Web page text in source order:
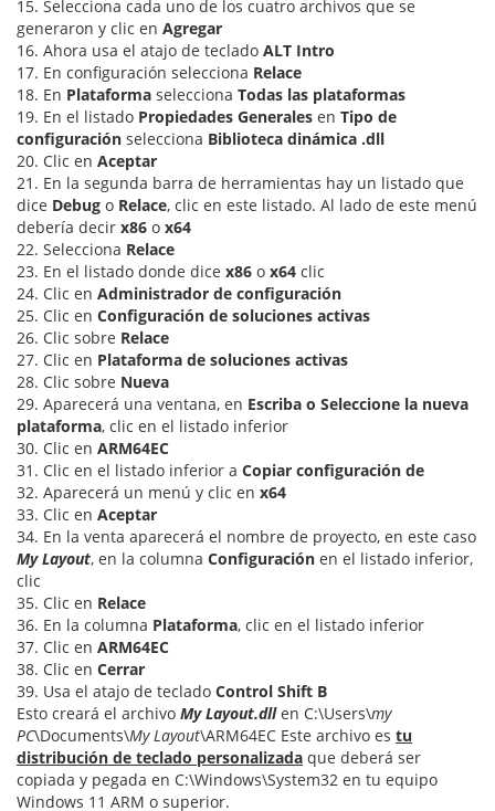
15. Selecciona cada uno de los cuatro archivos que se
generaron y clic en Agregar
16. Ahora usa el atajo de teclado ALT Intro
17. En configuración selecciona Relace
18. En Plataforma selecciona Todas las plataformas
19. En el listado Propiedades Generales en Tipo de
configuración selecciona Biblioteca dinámica .dll
20. Clic en Aceptar
21. En la segunda barra de herramientas hay un listado que
dice Debug o Relace, clic en este listado. Al lado de este menú
debería decir x86 o x64
22. Selecciona Relace
23. En el listado donde dice x86 o x64 clic
24. Clic en Administrador de configuración
25. Clic en Configuración de soluciones activas
26. Clic sobre Relace
27. Clic en Plataforma de soluciones activas
28. Clic sobre Nueva
29. Aparecerá una ventana, en Escriba o Seleccione la nueva
plataforma, clic en el listado inferior
30. Clic en ARM64EC
31. Clic en el listado inferior a Copiar configuración de
32. Aparecerá un menú y clic en x64
33. Clic en Aceptar
34. En la venta aparecerá el nombre de proyecto, en este caso
My Layout, en la columna Configuración en el listado inferior,
clic
35. Clic en Relace
36. En la columna Plataforma, clic en el listado inferior
37. Clic en ARM64EC
38. Clic en Cerrar
39. Usa el atajo de teclado Control Shift B
Esto creará el archivo My Layout.dllen C:\Users\my
PC\Documents\My Layout\ARM64EC Este archivo es tu
distribución de teclado personalizada que deberá ser
copiada y pegada en C:\Windows\System32 en tu equipo
Windows 11 ARM o superior.